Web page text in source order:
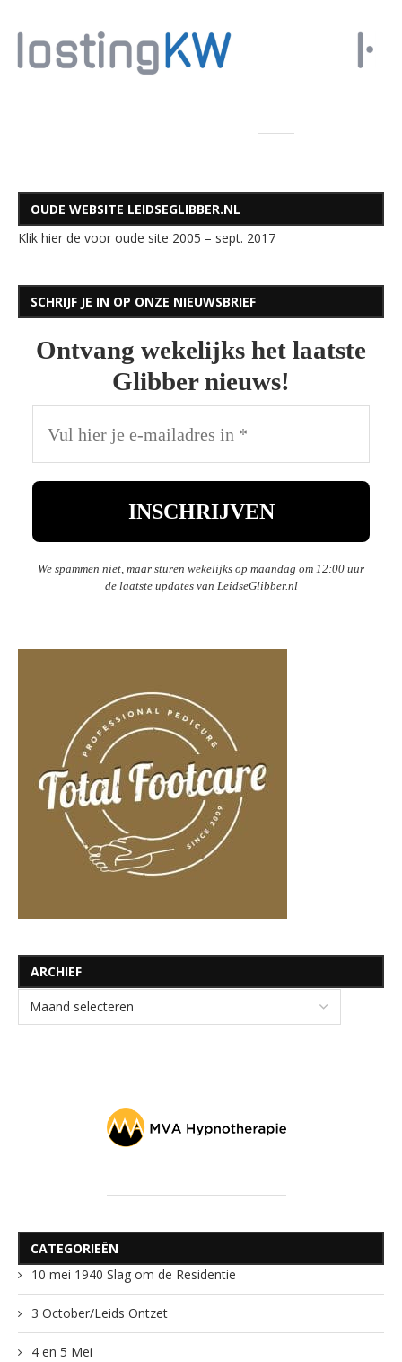
OUDE WEBSITE LEIDSEGLIBBER.NL
Klik hier de voor oude site 2005 – sept. 2017
SCHRIJF JE IN OP ONZE NIEUWSBRIEF
Ontvang wekelijks het laatste
Glibber nieuws!
We spammen niet, maar sturen wekelijks op maandag om 12:00 uur
de laatste updates van LeidseGlibber.nl
ARCHIEF
CATEGORIEËN
10 mei 1940 Slag om de Residentie
3 October/Leids Ontzet
4 en 5 Mei